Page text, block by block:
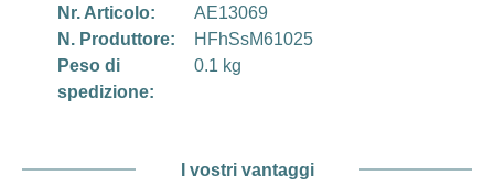
Nr. Articolo:
AE13069
N. Produttore:
HFhSsM61025
Peso di
spedizione:
0.1 kg
I vostri vantaggi